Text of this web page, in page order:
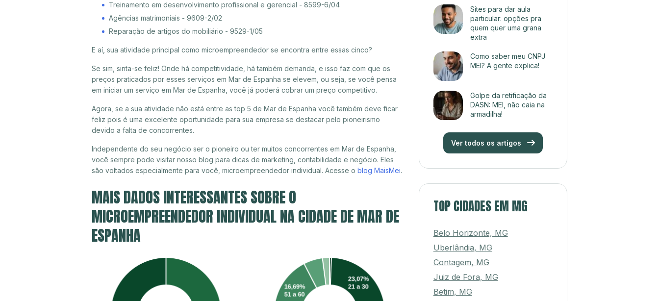
Treinamento em desenvolvimento profissional e gerencial - 8599-6/04
Agências matrimoniais - 9609-2/02
Reparação de artigos do mobiliário - 9529-1/05
E aí, sua atividade principal como microempreendedor se encontra entre essas cinco?
Se sim, sinta-se feliz! Onde há competitividade, há também demanda, e isso faz com que os
preços praticados por esses serviços em Mar de Espanha se elevem, ou seja, se você pensa
em iniciar um serviço em Mar de Espanha, você já poderá cobrar um preço competitivo.
Agora, se a sua atividade não está entre as top 5 de Mar de Espanha você também deve ficar
feliz pois é uma excelente oportunidade para sua empresa se destacar pelo pioneirismo
devido a falta de concorrentes.
Independente do seu negócio ser o pioneiro ou ter muitos concorrentes em Mar de Espanha,
você sempre pode visitar nosso blog para dicas de marketing, contabilidade e negócio. Eles
são voltados especialmente para você, microempreendedor individual. Acesse o blog MaisMei.
MAIS DADOS INTERESSANTES SOBRE O
MICROEMPREENDEDOR INDIVIDUAL NA CIDADE DE MAR DE
ESPANHA
Sites para dar aula
particular: opções pra
quem quer uma grana
extra
Como saber meu CNPJ
MEI? A gente explica!
Golpe da retificação da
DASN: MEI, não caia na
armadilha!
Ver todos os artigos
TOP CIDADES EM MG
Belo Horizonte, MG
Uberlândia, MG
Contagem, MG
Juiz de Fora, MG
Betim, MG